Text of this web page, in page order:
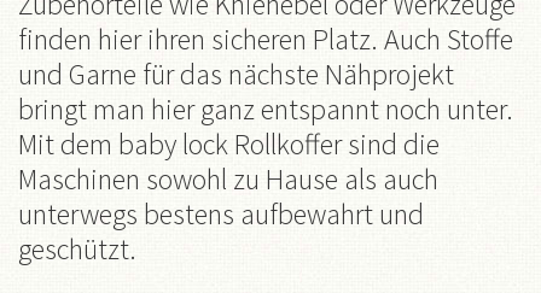
finden hier ihren sicheren Platz. Auch Stoffe
und Garne für das nächste Nähprojekt
bringt man hier ganz entspannt noch unter.
Mit dem baby lock Rollkoffer sind die
Maschinen sowohl zu Hause als auch
unterwegs bestens aufbewahrt und
geschützt.